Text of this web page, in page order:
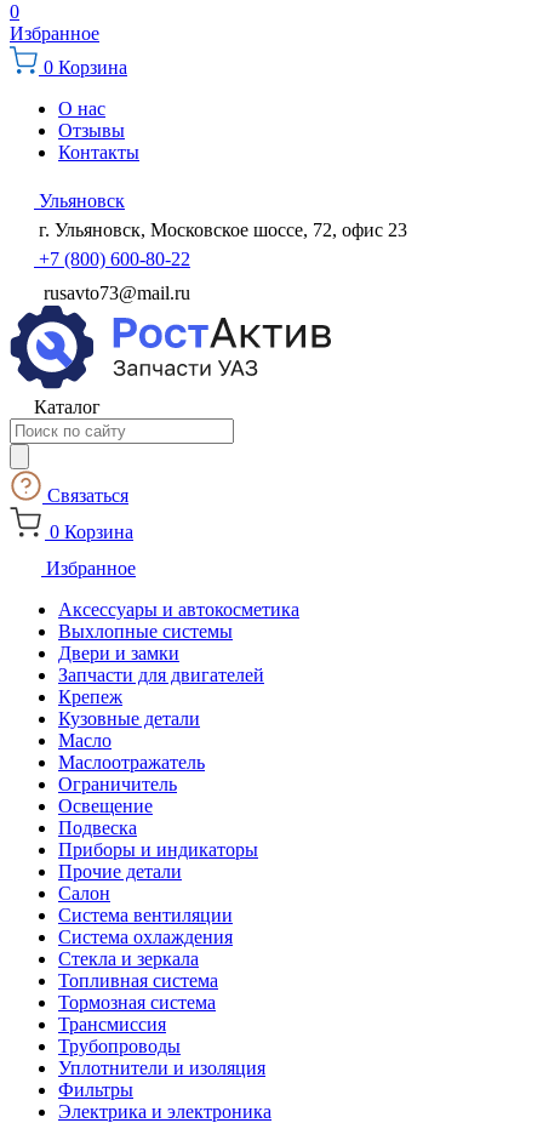
0
Избранное
0 Корзина
О нас
Отзывы
Контакты
Ульяновск
г. Ульяновск, Московское шоссе, 72, офис 23
+7 (800) 600-80-22
rusavto73@mail.ru
Каталог
Поиск
товаров
Связаться
0 Корзина
Избранное
Аксессуары и автокосметика
Выхлопные системы
Двери и замки
Запчасти для двигателей
Крепеж
Кузовные детали
Масло
Маслоотражатель
Ограничитель
Освещение
Подвеска
Приборы и индикаторы
Прочие детали
Салон
Система вентиляции
Система охлаждения
Стекла и зеркала
Топливная система
Тормозная система
Трансмиссия
Трубопроводы
Уплотнители и изоляция
Фильтры
Электрика и электроника